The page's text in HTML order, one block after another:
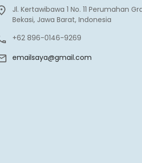
Jl. Kertawibawa 1 No. 11 Perumahan
Bekasi, Jawa Barat, Indonesia
+62 896-0146-9269
emailsaya@gmail.com